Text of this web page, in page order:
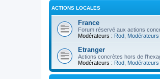
ACTIONS LOCALES
France
Forum réservé aux actions
Modérateurs : Rod Modérateurs
Etranger
Actions concrètes hors de
Modérateurs : Rod Modérateurs